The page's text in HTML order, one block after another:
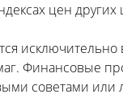
цен
Финансовые
советами